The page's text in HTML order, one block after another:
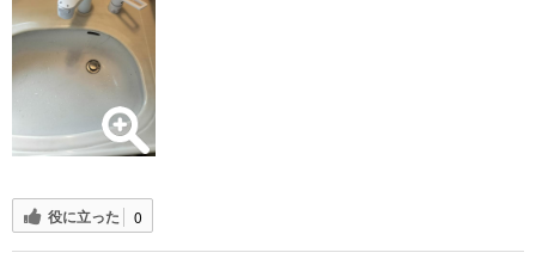
役に立った 0